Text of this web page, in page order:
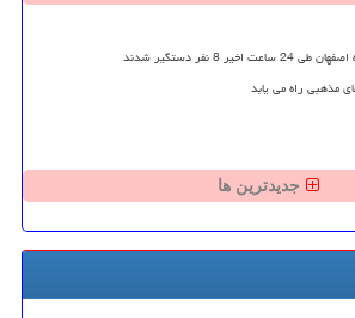
مذهبی راه می یابد
جدیدترین ها